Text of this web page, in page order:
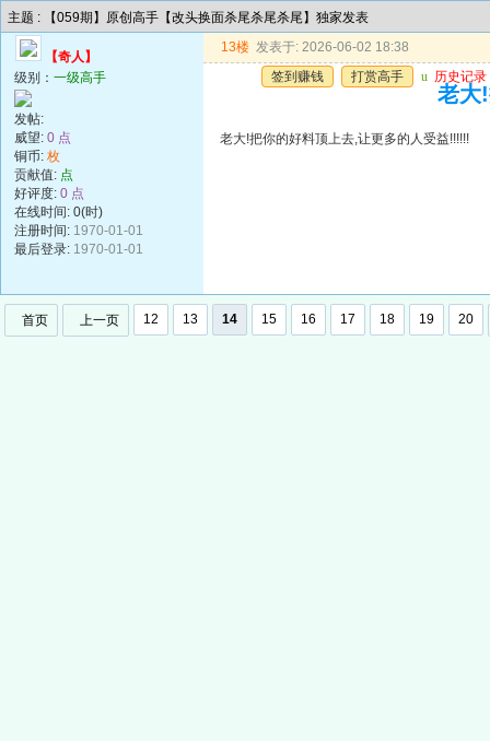
主题 : 【059期】原创高手【改头换面杀尾杀尾杀尾】独家发表
【奇人】
级别： 一级高手
发帖:
威望: 0 点
铜币: 枚
贡献值: 点
好评度: 0 点
在线时间: 0(时)
注册时间: 1970-01-01
最后登录: 1970-01-01
13楼 发表于: 2026-06-02 18:38
签到赚钱
打赏高手 u 历史记录
老大
老大!把你的好料顶上去,让更多的人受益!!!!!!
首页 上一页 12 13 14 15 16 17 18 19 20